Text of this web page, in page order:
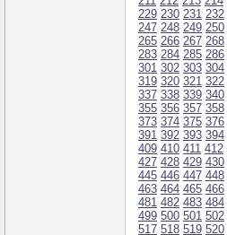
229 230 231 232
247 248 249 250
265 266 267 268
283 284 285 286
301 302 303 304
319 320 321 322
337 338 339 340
355 356 357 358
373 374 375 376
391 392 393 394
409 410 411 412
427 428 429 430
445 446 447 448
463 464 465 466
481 482 483 484
499 500 501 502
517 518 519 520